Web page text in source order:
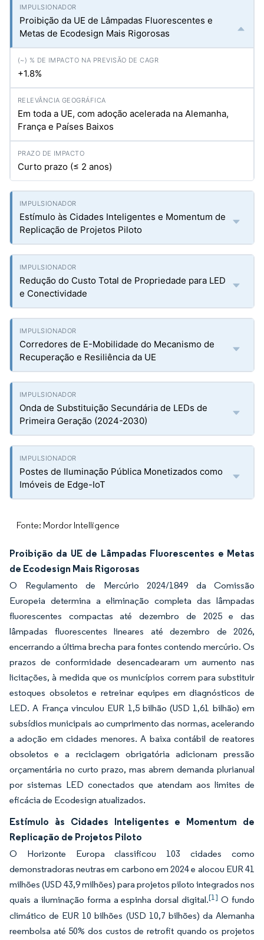
Proibição da UE de Lâmpadas Fluorescentes e
Metas de Ecodesign Mais Rigorosas
+1.8%
Em toda a UE, com adoção acelerada na Alemanha,
França e Países Baixos
Curto prazo (≤ 2 anos)
Estímulo às Cidades Inteligentes e Momentum de
Replicação de Projetos Piloto
Redução do Custo Total de Propriedade para LED
e Conectividade
Corredores de E-Mobilidade do Mecanismo de
Recuperação e Resiliência da UE
Onda de Substituição Secundária de LEDs de
Primeira Geração (2024-2030)
Postes de Iluminação Pública Monetizados como
Imóveis de Edge-IoT
Fonte: Mordor Intelligence
Proibição da UE de Lâmpadas Fluorescentes e Metas
de Ecodesign Mais Rigorosas
O Regulamento de Mercúrio 2024/1849 da Comissão
Europeia determina a eliminação completa das lâmpadas
fluorescentes compactas até dezembro de 2025 e das
lâmpadas fluorescentes lineares até dezembro de 2026,
encerrando a última brecha para fontes contendo mercúrio. Os
prazos de conformidade desencadearam um aumento nas
licitações, à medida que os municípios correm para substituir
estoques obsoletos e retreinar equipes em diagnósticos de
LED. A França vinculou EUR 1,5 bilhão (USD 1,61 bilhão) em
subsídios municipais ao cumprimento das normas, acelerando
a adoção em cidades menores. A baixa contábil de reatores
obsoletos e a reciclagem obrigatória adicionam pressão
orçamentária no curto prazo, mas abrem demanda plurianual
por sistemas LED conectados que atendam aos limites de
eficácia de Ecodesign atualizados.
Estímulo às Cidades Inteligentes e Momentum de
Replicação de Projetos Piloto
O Horizonte Europa classificou 103 cidades como
demonstradoras neutras em carbono em 2024 e alocou EUR 41
milhões (USD 43,9 milhões) para projetos piloto integrados nos
quais a iluminação forma a espinha dorsal digital.[1] O fundo
climático de EUR 10 bilhões (USD 10,7 bilhões) da Alemanha
reembolsa até 50% dos custos de retrofit quando os projetos